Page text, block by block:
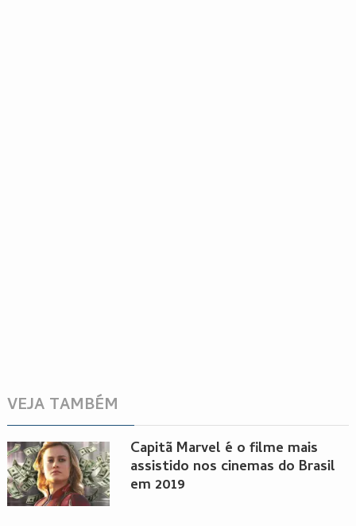
VEJA TAMBÉM
Capitã Marvel é o filme mais
assistido nos cinemas do Brasil
em 2019